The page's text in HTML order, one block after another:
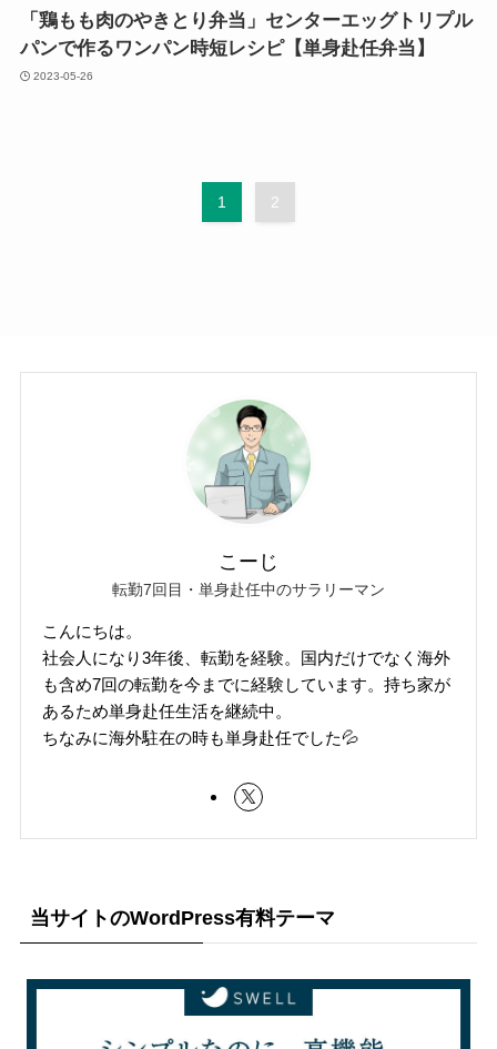
「鶏もも肉のやきとり弁当」センターエッグトリプル
パンで作るワンパン時短レシピ【単身赴任弁当】
2023-05-26
1 2
こーじ
転勤7回目・単身赴任中のサラリーマン
こんにちは。
社会人になり3年後、転勤を経験。国内だけでなく海外
も含め7回の転勤を今までに経験しています。持ち家が
あるため単身赴任生活を継続中。
ちなみに海外駐在の時も単身赴任でした💦
当サイトのWordPress有料テーマ